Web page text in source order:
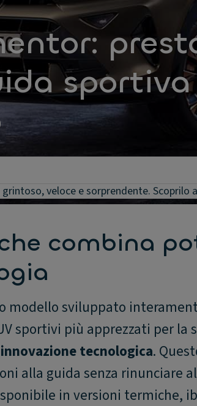
veloce e sorprendente. Scoprilo
combina
modello sviluppato
sportivi più apprezzati per la
tecnologica.
alla guida senza rinunciare
in versioni termiche,